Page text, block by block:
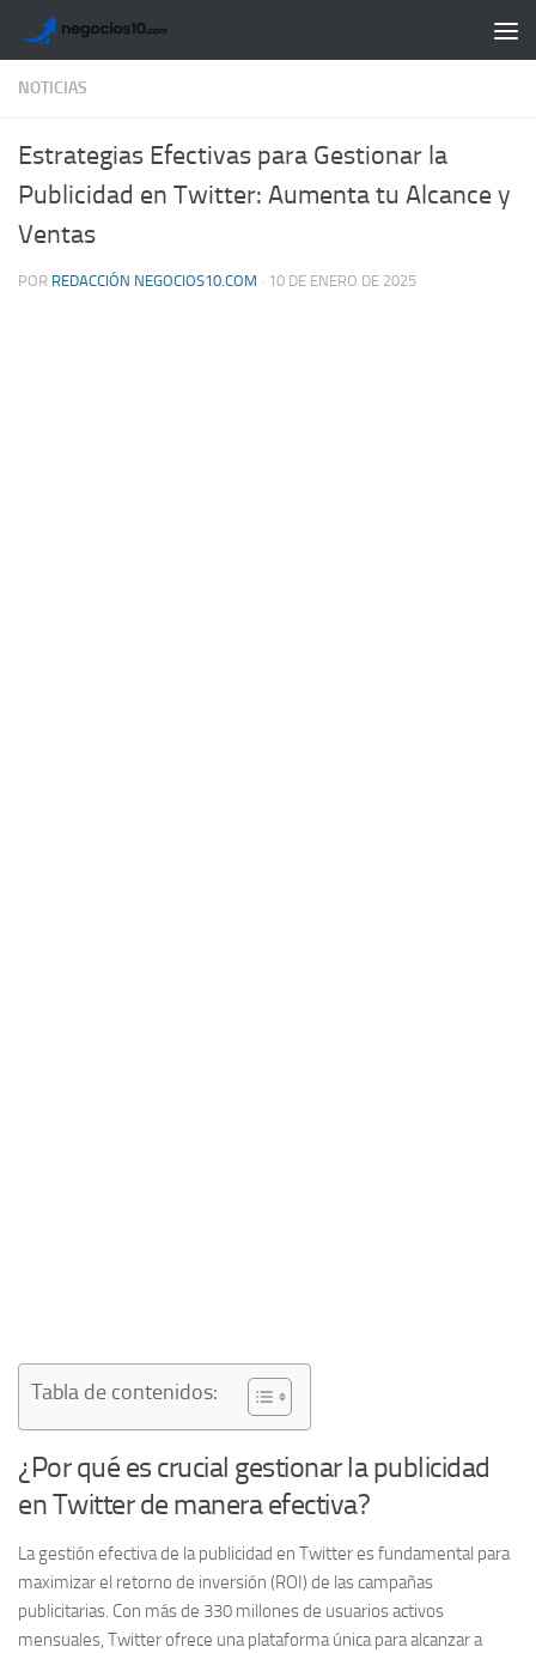
Saltar al contenido
NOTICIAS
Estrategias Efectivas para Gestionar la
Publicidad en Twitter: Aumenta tu Alcance y
Ventas
POR REDACCIÓN NEGOCIOS10.COM · 10 DE ENERO DE 2025
Tabla de contenidos:
¿Por qué es crucial gestionar la publicidad
en Twitter de manera efectiva?
La gestión efectiva de la publicidad en Twitter es fundamental para
maximizar el retorno de inversión (ROI) de las campañas
publicitarias. Con más de 330 millones de usuarios activos
mensuales, Twitter ofrece una plataforma única para alcanzar a